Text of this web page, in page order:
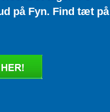
på Fyn. Find tæt på